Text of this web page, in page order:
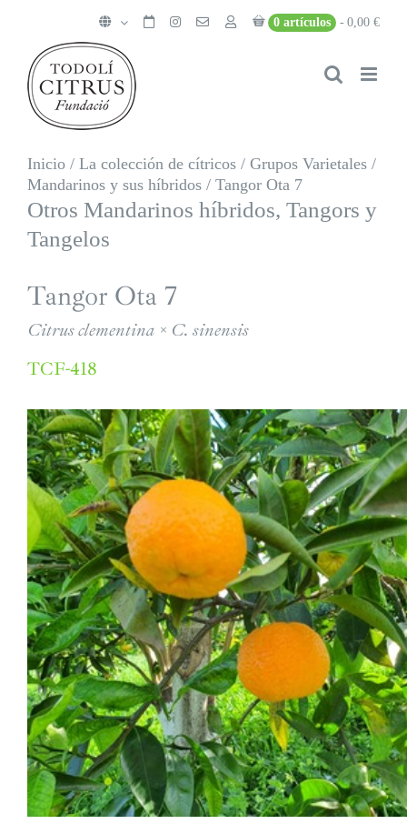
contenido
0 artículos 0,00 €
Inicio / La colección de cítricos / Grupos Varietales /
Mandarinos y sus híbridos / Tangor Ota 7
Otros Mandarinos híbridos, Tangors y
Tangelos
Tangor Ota 7
Citrus clementina × C. sinensis
TCF-418